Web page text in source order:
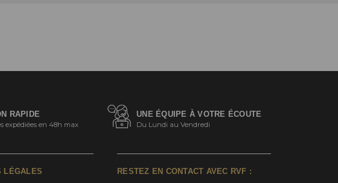
RAPIDE
expédiées en 48h max
UNE ÉQUIPE À VOTRE ÉCOUTE
Du Lundi au Vendredi
LÉGALES RESTEZ EN CONTACT AVEC RVF :